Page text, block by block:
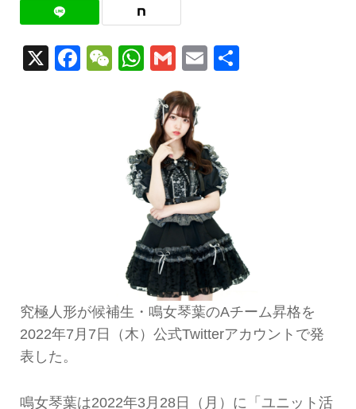
X Facebook
WeChat
WhatsApp
GmailEmail
究極人形が候補生・鳴女琴葉のAチーム昇格を
2022年7月7日（木）公式Twitterアカウントで発
表した。
鳴女琴葉は2022年3月28日（月）に「ユニット活